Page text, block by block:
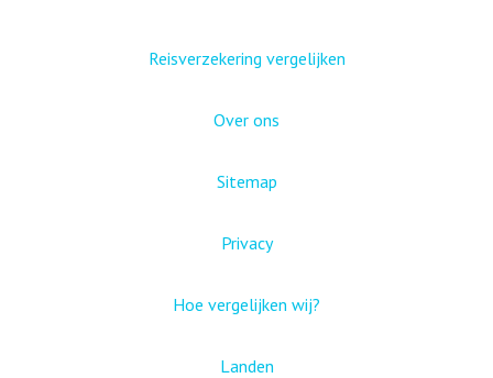
Reisverzekering vergelijken
Over ons
Sitemap
Privacy
Hoe vergelijken wij?
Landen